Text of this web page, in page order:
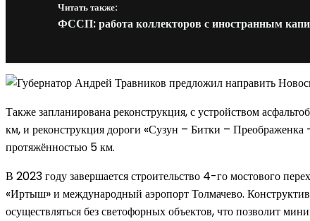
Читать также:
ФССП: работа коллекторов с иностранным
Также запланирована реконструкция, с устройством
км, и реконструкция дороги «Сузун – Битки –
протяжённостью 5 км.
В 2023 году завершается строительство 4-го мостового
«Иртыш» и международный аэропорт Толмачево.
осуществляться без светофорных объектов, что позволит